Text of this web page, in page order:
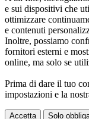
e sui dispositivi che
ottimizzare
e contenuti
Inoltre, possiamo
fornitori esterni e
online, ma solo se
Prima di dare il tuo
impostazioni e la
Accetta Solo